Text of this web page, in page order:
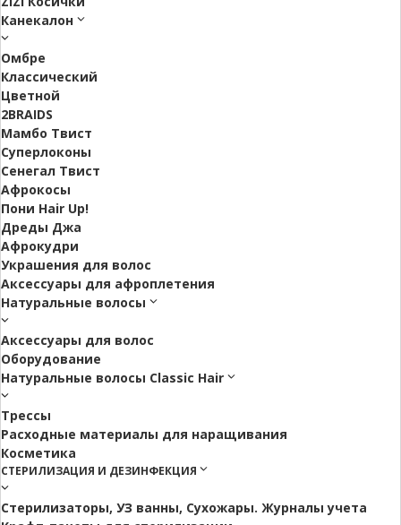
Канекалон
Омбре
Классический
Цветной
2BRAIDS
Мамбо Твист
Суперлоконы
Сенегал Твист
Афрокосы
Пони Hair Up!
Дреды Джа
Афрокудри
Украшения для волос
Аксессуары для афроплетения
Натуральные волосы
Аксессуары для волос
Оборудование
Натуральные волосы Classic Hair
Трессы
Расходные материалы для наращивания
Косметика
СТЕРИЛИЗАЦИЯ И ДЕЗИНФЕКЦИЯ
Стерилизаторы, УЗ ванны, Сухожары. Журналы учета